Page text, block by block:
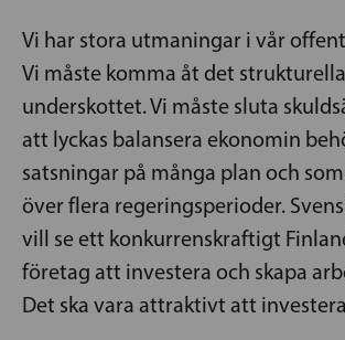
Vi har stora utmaningar i vår
Vi måste komma åt det strukturella
underskottet. Vi måste sluta
att lyckas balansera ekonomin
satsningar på många plan och
över flera regeringsperioder.
vill se ett konkurrenskraftigt
företag att investera och skapa
Det ska vara attraktivt att